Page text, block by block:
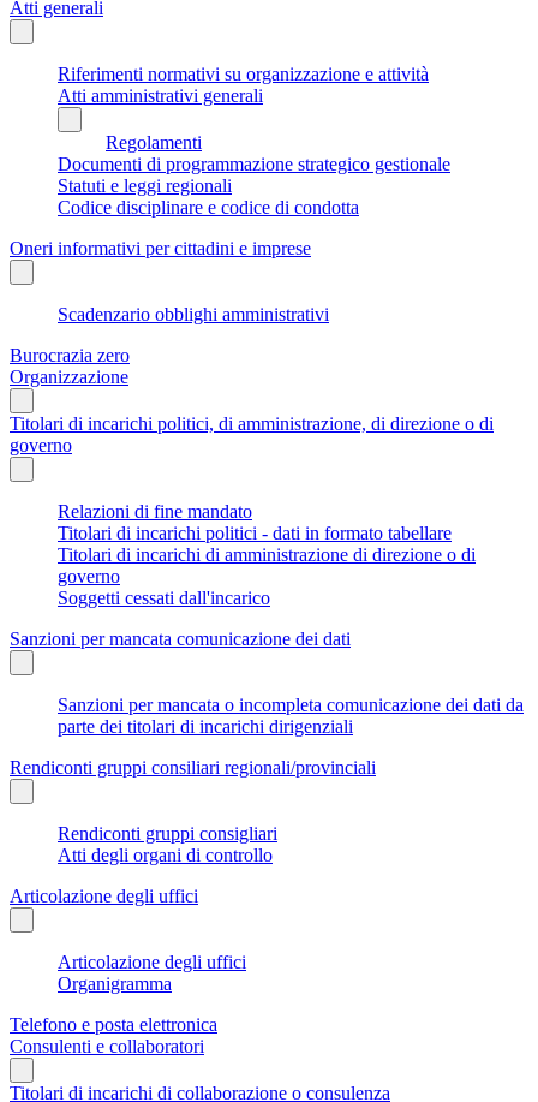
Atti generali
Riferimenti normativi su organizzazione e attività
Atti amministrativi generali
Regolamenti
Documenti di programmazione strategico gestionale
Statuti e leggi regionali
Codice disciplinare e codice di condotta
Oneri informativi per cittadini e imprese
Scadenzario obblighi amministrativi
Burocrazia zero
Organizzazione
Titolari di incarichi politici, di amministrazione, di direzione o di
governo
Relazioni di fine mandato
Titolari di incarichi politici - dati in formato tabellare
Titolari di incarichi di amministrazione di direzione o di
governo
Soggetti cessati dall'incarico
Sanzioni per mancata comunicazione dei dati
Sanzioni per mancata o incompleta comunicazione dei dati da
parte dei titolari di incarichi dirigenziali
Rendiconti gruppi consiliari regionali/provinciali
Rendiconti gruppi consigliari
Atti degli organi di controllo
Articolazione degli uffici
Articolazione degli uffici
Organigramma
Telefono e posta elettronica
Consulenti e collaboratori
Titolari di incarichi di collaborazione o consulenza